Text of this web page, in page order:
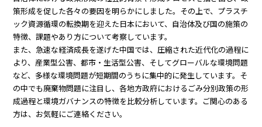
策形成を促した各々の要因を明らかにしました。その上で、プラスチ
ック資源循環の転換期を迎えた日本において、自治体及び国の施策の
特徴、課題やあり方について考察しています。
また、急速な経済成長を遂げた中国では、圧縮された近代化の過程に
より、産業型公害、都市・生活型公害、そしてグローバルな環境問題
など、多様な環境問題が短期間のうちに集中的に発生しています。そ
の中でも廃棄物問題に注目し、各地方政府におけるごみ分別政策の形
成過程と環境ガバナンスの特徴を比較分析しています。ご関心のある
方は、お気軽にご連絡ください。